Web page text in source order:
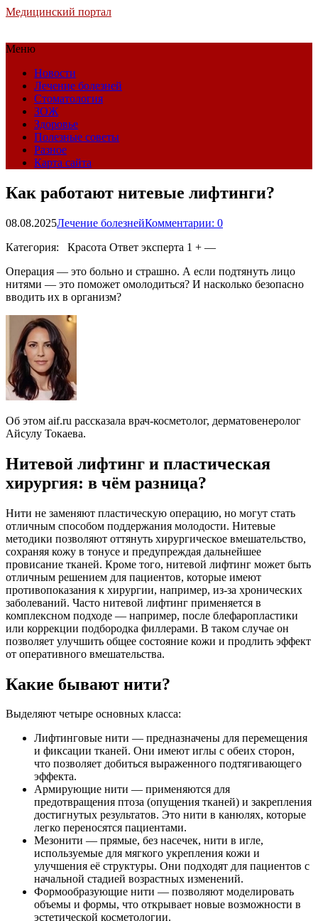
Медицинский портал
Меню
Новости
Лечение болезней
Стоматология
ЗОЖ
Здоровье
Полезные советы
Разное
Карта сайта
Как работают нитевые лифтинги?
08.08.2025Лечение болезнейКомментарии: 0
Категория: Красота Ответ эксперта 1 + —
Операция — это больно и страшно. А если подтянуть лицо
нитями — это поможет омолодиться? И насколько безопасно
вводить их в организм?
Об этом aif.ru рассказала врач-косметолог, дерматовенеролог
Айсулу Токаева.
Нитевой лифтинг и пластическая
хирургия: в чём разница?
Нити не заменяют пластическую операцию, но могут стать
отличным способом поддержания молодости. Нитевые
методики позволяют оттянуть хирургическое вмешательство,
сохраняя кожу в тонусе и предупреждая дальнейшее
провисание тканей. Кроме того, нитевой лифтинг может быть
отличным решением для пациентов, которые имеют
противопоказания к хирургии, например, из-за хронических
заболеваний. Часто нитевой лифтинг применяется в
комплексном подходе — например, после блефаропластики
или коррекции подбородка филлерами. В таком случае он
позволяет улучшить общее состояние кожи и продлить эффект
от оперативного вмешательства.
Какие бывают нити?
Выделяют четыре основных класса:
Лифтинговые нити — предназначены для перемещения
и фиксации тканей. Они имеют иглы с обеих сторон,
что позволяет добиться выраженного подтягивающего
эффекта.
Армирующие нити — применяются для
предотвращения птоза (опущения тканей) и закрепления
достигнутых результатов. Это нити в канюлях, которые
легко переносятся пациентами.
Мезонити — прямые, без насечек, нити в игле,
используемые для мягкого укрепления кожи и
улучшения её структуры. Они подходят для пациентов с
начальной стадией возрастных изменений.
Формообразующие нити — позволяют моделировать
объемы и формы, что открывает новые возможности в
эстетической косметологии.